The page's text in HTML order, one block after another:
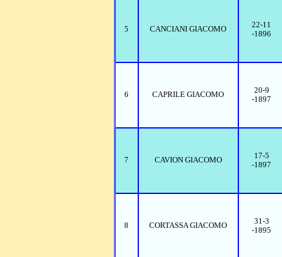
5 CANCIANI GIACOMO
22-11
-1896
6 CAPRILE GIACOMO
20-9
-1897
7 CAVION GIACOMO
17-5
-1897
8 CORTASSA GIACOMO
31-3
-1895